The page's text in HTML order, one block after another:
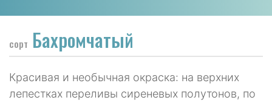
сорт Бахромчатый
Красивая и необычная окраска: на верхних
лепестках переливы сиреневых полутонов, по